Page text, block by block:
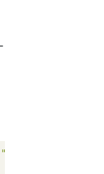
"type"